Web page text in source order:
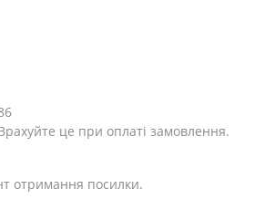
це при оплаті замовлення.
отримання посилки.